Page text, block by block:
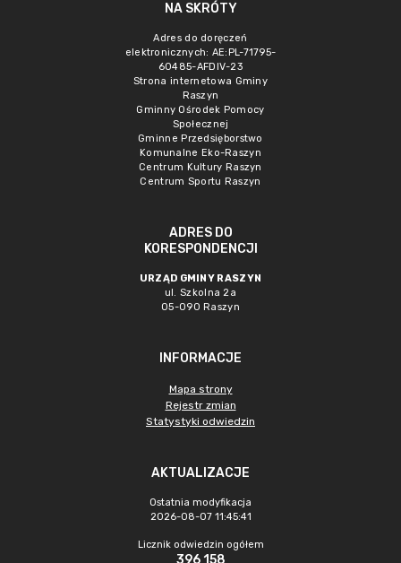
NA SKRÓTY
Adres do doręczeń
elektronicznych: AE:PL-71795-
60485-AFDIV-23
Strona internetowa Gminy
Raszyn
Gminny Ośrodek Pomocy
Społecznej
Gminne Przedsięborstwo
Komunalne Eko-Raszyn
Centrum Kultury Raszyn
Centrum Sportu Raszyn
ADRES DO
KORESPONDENCJI
URZĄD GMINY RASZYN
ul. Szkolna 2a
05-090 Raszyn
INFORMACJE
Mapa strony
Rejestr zmian
Statystyki odwiedzin
AKTUALIZACJE
Ostatnia modyfikacja
2026-08-07 11:45:41
Licznik odwiedzin ogółem
396 158